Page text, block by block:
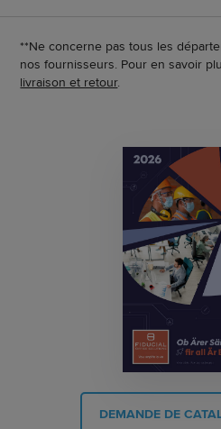
**Ne concerne pas tous les
nos fournisseurs. Pour en savoir
livraison et retour.
DEMANDE DE